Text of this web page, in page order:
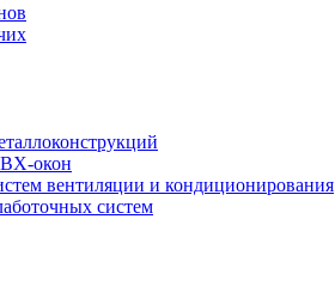
окон
вентиляции и кондиционирования
систем